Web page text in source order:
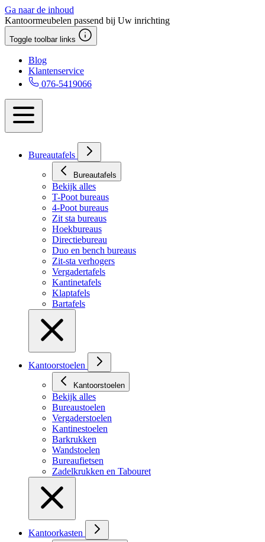
Ga naar de inhoud
Kantoormeubelen passend bij Uw inrichting
Toggle toolbar links
Blog
Klantenservice
076-5419066
Bureautafels
Bureautafels
Bekijk alles
T-Poot bureaus
4-Poot bureaus
Zit sta bureaus
Hoekbureaus
Directiebureau
Duo en bench bureaus
Zit-sta verhogers
Vergadertafels
Kantinetafels
Klaptafels
Bartafels
Kantoorstoelen
Kantoorstoelen
Bekijk alles
Bureaustoelen
Vergaderstoelen
Kantinestoelen
Barkrukken
Wandstoelen
Bureaufietsen
Zadelkrukken en Tabouret
Kantoorkasten